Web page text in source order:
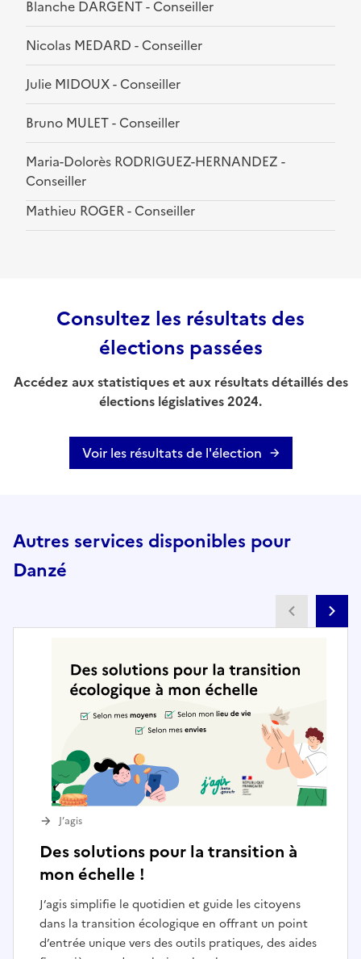
Blanche DARGENT - Conseiller
Nicolas MEDARD - Conseiller
Julie MIDOUX - Conseiller
Bruno MULET - Conseiller
Maria-Dolorès RODRIGUEZ-HERNANDEZ -
Conseiller
Mathieu ROGER - Conseiller
Consultez les résultats des
élections passées
Accédez aux statistiques et aux résultats détaillés des
élections législatives 2024.
Voir les résultats de l'élection
Autres services disponibles pour
Danzé
Des solutions pour la transition à
mon échelle !
J’agis simplifie le quotidien et guide les citoyens
dans la transition écologique en offrant un point
d’entrée unique vers des outils pratiques, des aides
J’agis